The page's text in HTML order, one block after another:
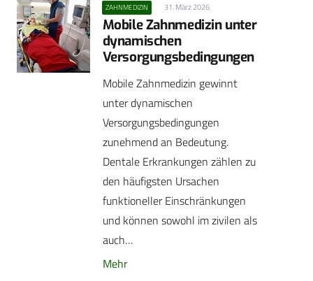
ZAHNMEDIZIN 31. März 2026
Mobile Zahnmedizin unter
dynamischen
Versorgungsbedingungen
Mobile Zahnmedizin gewinnt
unter dynamischen
Versorgungsbedingungen
zunehmend an Bedeutung.
Dentale Erkrankungen zählen zu
den häufigsten Ursachen
funktioneller Einschränkungen
und können sowohl im zivilen als
auch…
Mehr